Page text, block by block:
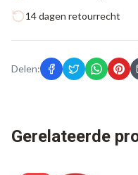
14 dagen retourrecht
Delen:
Gerelateerde